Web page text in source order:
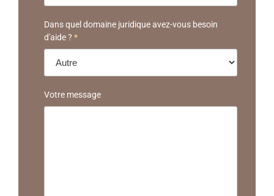
Dans quel domaine juridique avez-vous besoin
d'aide ? *
Votre message